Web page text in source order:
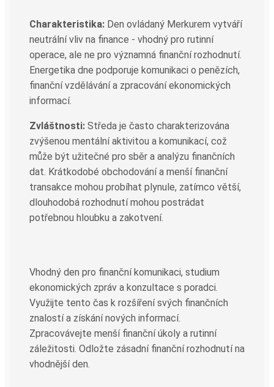
Charakteristika: Den ovládaný Merkurem vytváří
neutrální vliv na finance - vhodný pro rutinní
operace, ale ne pro významná finanční rozhodnutí.
Energetika dne podporuje komunikaci o penězích,
finanční vzdělávání a zpracování ekonomických
informací.
Zvláštnosti: Středa je často charakterizována
zvýšenou mentální aktivitou a komunikací, což
může být užitečné pro sběr a analýzu finančních
dat. Krátkodobé obchodování a menší finanční
transakce mohou probíhat plynule, zatímco větší,
dlouhodobá rozhodnutí mohou postrádat
potřebnou hloubku a zakotvení.
Vhodný den pro finanční komunikaci, studium
ekonomických zpráv a konzultace s poradci.
Využijte tento čas k rozšíření svých finančních
znalostí a získání nových informací.
Zpracovávejte menší finanční úkoly a rutinní
záležitosti. Odložte zásadní finanční rozhodnutí na
vhodnější den.